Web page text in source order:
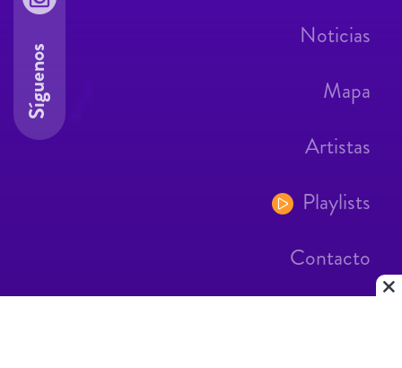
Noticias
Mapa
Artistas
Playlists
Contacto
Síguenos